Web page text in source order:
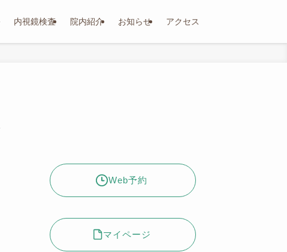
内視鏡検査 院内紹介 お知らせ アクセス
Web予約
マイページ